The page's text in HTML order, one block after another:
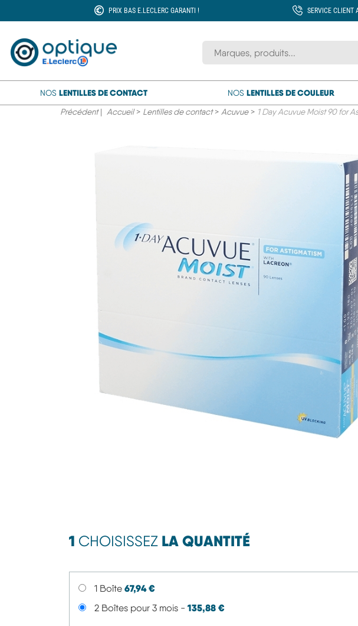
PRIX BAS E.LECLERC GARANTI ! SERVICE
Rechercher une marque ou un produit
NOSLENTILLES DE CONTACT NOS LENTILLES DE COULEUR
Précédent| Accueil > Lentilles de contact > Acuvue > 1 Day Acuvue Moist 90 for
1 CHOISISSEZ LA QUANTITÉ
1 Boîte 67,94 €
2 Boîtes pour 3 mois - 135,88 €